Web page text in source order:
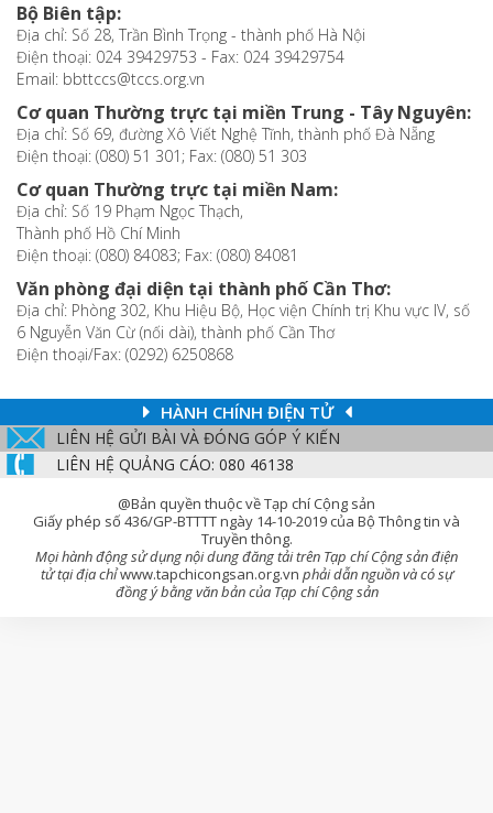
Bộ Biên tập:
Địa chỉ: Số 28, Trần Bình Trọng - thành phố Hà Nội
Điện thoại: 024 39429753 - Fax: 024 39429754
Email: bbttccs@tccs.org.vn
Cơ quan Thường trực tại miền Trung - Tây Nguyên:
Địa chỉ: Số 69, đường Xô Viết Nghệ Tĩnh, thành phố Đà Nẵng
Điện thoại: (080) 51 301; Fax: (080) 51 303
Cơ quan Thường trực tại miền Nam:
Địa chỉ: Số 19 Phạm Ngọc Thạch,
Thành phố Hồ Chí Minh
Điện thoại: (080) 84083; Fax: (080) 84081
Văn phòng đại diện tại thành phố Cần Thơ:
Địa chỉ: Phòng 302, Khu Hiệu Bộ, Học viện Chính trị Khu vực IV, số
6 Nguyễn Văn Cừ (nối dài), thành phố Cần Thơ
Điện thoại/Fax: (0292) 6250868
HÀNH CHÍNH ĐIỆN TỬ
LIÊN HỆ GỬI BÀI VÀ ĐÓNG GÓP Ý KIẾN
LIÊN HỆ QUẢNG CÁO: 080 46138
@Bản quyền thuộc về Tạp chí Cộng sản
Giấy phép số 436/GP-BTTTT ngày 14-10-2019 của Bộ Thông tin và
Truyền thông.
Mọi hành động sử dụng nội dung đăng tải trên Tạp chí Cộng sản điện
tử tại địa chỉwww.tapchicongsan.org.vn phải dẫn nguồn và có sự
đồng ý bằng văn bản của Tạp chí Cộng sản